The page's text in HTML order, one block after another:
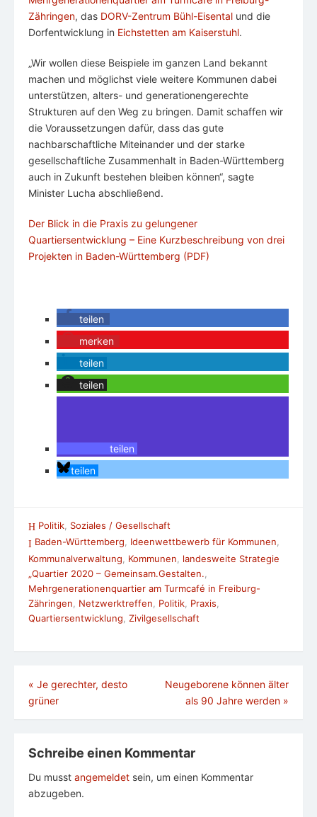
Zähringen, das DORV-Zentrum Bühl-Eisental und die
Dorfentwicklung in Eichstetten am Kaiserstuhl.
„Wir wollen diese Beispiele im ganzen Land bekannt
machen und möglichst viele weitere Kommunen dabei
unterstützen, alters- und generationengerechte
Strukturen auf den Weg zu bringen. Damit schaffen wir
die Voraussetzungen dafür, dass das gute
nachbarschaftliche Miteinander und der starke
gesellschaftliche Zusammenhalt in Baden-Württemberg
auch in Zukunft bestehen bleiben können“, sagte
Minister Lucha abschließend.
Der Blick in die Praxis zu gelungener
Quartiersentwicklung – Eine Kurzbeschreibung von drei
Projekten in Baden-Württemberg (PDF)
teilen
merken
teilen
teilen
teilen
teilen
Politik Soziales / Gesellschaft
Baden-Württemberg, Ideenwettbewerb für Kommunen,
Kommunalverwaltung
Kommunen
landesweite Strategie
„Quartier 2020 – Gemeinsam.Gestalten.
Mehrgenerationenquartier am Turmcafé in Freiburg-
Zähringen
Netzwerktreffen Politik Praxis
Quartiersentwicklung Zivilgesellschaft
Beitragsnavigation
« Je gerechter, desto
grüner
Neugeborene können älter
als 90 Jahre werden »
Schreibe einen Kommentar
Du musst angemeldet sein, um einen Kommentar
abzugeben.